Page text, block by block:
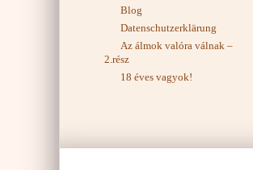
Blog
Datenschutzerklärung
Az álmok valóra válnak –
2.rész
18 éves vagyok!